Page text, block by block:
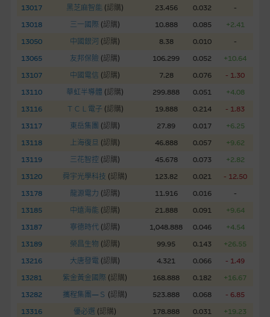
13017
黑芝麻智能 (認購) 23.456 0.032
-
13018
三一國際 (認購) 10.888 0.085
+2.41
13050
中國銀河 (認購) 8.38 0.010
-
13065
友邦保險 (認購) 106.299 0.052
+10.64
13107
中國電信 (認購) 7.28 0.076
- 1.30
13110
華虹半導體 (認購) 299.888 0.051
+4.08
13116
ＴＣＬ電子 (認購) 19.888 0.214
- 1.83
13117
東岳集團 (認購) 27.89 0.017
+6.25
13118
上海復旦 (認購) 46.888 0.057
+9.62
13119
三花智控 (認購) 45.678 0.073
+2.82
13120
舜宇光學科技 (認購) 123.82 0.021
- 12.50
13178
龍源電力 (認購) 11.916 0.016
-
13185
中遠海能 (認購) 21.888 0.091
+9.64
13187
寧德時代 (認購) 1,048.888 0.046
+4.54
13189
榮昌生物 (認購) 99.95 0.143
+26.55
13216
大唐發電 (認購) 4.321 0.066
- 1.49
13281
紫金黃金國際 (認購) 168.888 0.182
+16.67
13282
攜程集團—Ｓ (認購) 523.888 0.068
- 6.85
13316
優必選 (認購) 178.888 0.031
+19.23
網站內容不構成要約及徵求要約，或作為任何合約的根據，以購
買或銷售任何證券、貸款或其他工具。網站內容由麥格理集團所
品的過去業績並不保證或預測將來表現。
在法律最大許可的情況下，麥格理集團及其任何相關公司或其董
事、高層職員、僱員或代理人不作陳述，亦不保證網站內容，或
整、合時及準確，對任何因任何形式(包括疏忽)由於網站內容的
錯誤、失實、遺漏、或任何人士對網站內容的依賴而導致的損失
或損毀，亦一概不會承擔責任或債務。
本使用條款的所有方面均受香港法例管限。
無法收回部份或全部應收款項。結構性產品價格可升可跌。過往
表現並不反映未來表現。產品的第二市場可能有限而麥格理資本
股份有限公司可能是唯一報價方。閣下應閱讀載于
www.warrants.com.hk 之上市文件以瞭解結構性產品的詳情及
自行評估箇中風險。如有需要，請徵詢獨立之專業意見。牛熊證